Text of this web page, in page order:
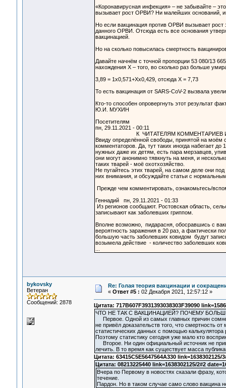
«Коронавирусная инфекция» – не забывайте –
вызывает рост ОРВИ? Ни малейших оснований,
Но если вакцинация против ОРВИ вызывает
данного ОРВИ. Отсюда есть все основания
вакцинацией.
Но на сколько повысилась смертность
Давайте начнём с точной пропорции 53 080/13
нахождения Х – того, во сколько раз больше
3,89 = 1х0,571+Хх0,429, отсюда Х = 7,73
То есть вакцинация от SARS-CoV-2 вызвала
Кто-то способен опровергнуть этот результат
Ю.И. МУХИН
Посетителям
пн, 29.11.2021 - 00:11
К ЧИТАТЕЛЯМ КОММЕНТАРИЕВ И
Ввиду определённой свободы, принятой на моём
комментаторов. Да, тут таких иногда набегает до
нужных даже их детям, есть пара мерзавцев,
они могут анонимно тявкнуть на меня, и
таких тварей - моё охотхозяйство.
Не пугайтесь этих тварей, на самом деле они
них внимания, и обсуждайте статьи с
Прежде чем комментировать, ознакомьтесь/
Геннадий пн, 29.11.2021 - 01:33
Из регионов сообщают. Ростовская область,
записывают как заболевших гриппом.
Вполне возможно, пидарасня, обосравшись с
вероятность заражения в 20 раз, а фактически
большую часть заболевших ковидом будут
возымела действие - количество заболевших
bykovsky
Ветеран
Сообщений: 2878
Re: Голая теория вакцинации и
« Ответ #5 : 02 Декабря 2021, 12:57:12 »
Цитата: 717B607F3931393038303F39090
ЧТО НЕ ТАК С ВАКЦИНАЦИЕЙ? ПОЧЕМУ
Первое. Одной из самых главных причин
не привёл доказательств того, что смертность
статистических данных с помощью
Поэтому статистику сегодня уже мало кто
Второе. Ни один официальный источник не
лечить. В то время как существует масса
Цитата: 63415C5E5647564A330 link=1638302125/
Цитата: 08213225440 link=1638302125/2#2
Вчера по Первому в новостях сказали фразу,
течение.
Пардон. Но в таком случае само слово вакцина